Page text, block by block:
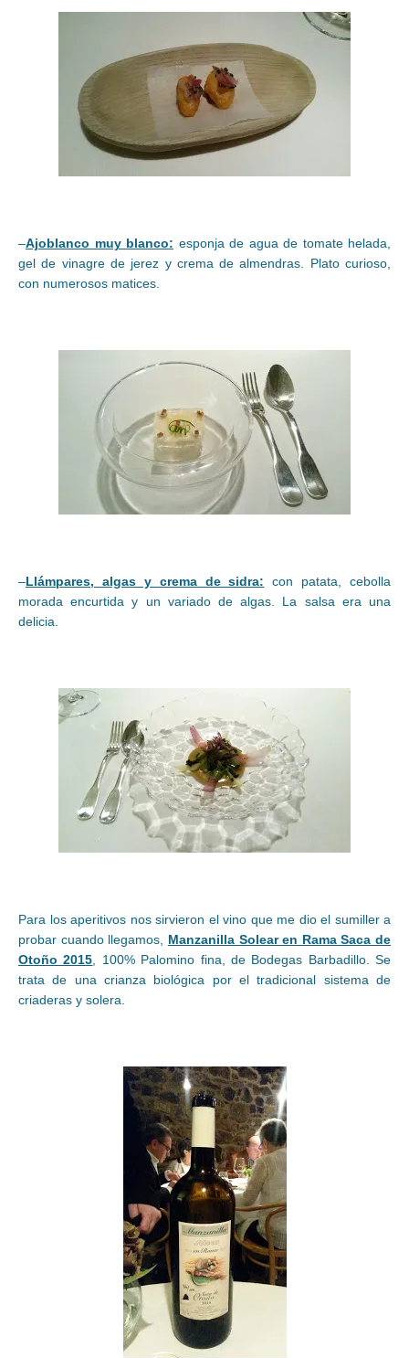
–Ajoblanco muy blanco: esponja de agua de tomate helada,
gel de vinagre de jerez y crema de almendras. Plato curioso,
con numerosos matices.
–Llámpares, algas y crema de sidra: con patata, cebolla
morada encurtida y un variado de algas. La salsa era una
delicia.
Para los aperitivos nos sirvieron el vino que me dio el sumiller a
probar cuando llegamos, Manzanilla Solear en Rama Saca de
Otoño 2015 , 100% Palomino fina, de Bodegas Barbadillo. Se
trata de una crianza biológica por el tradicional sistema de
criaderas y solera.